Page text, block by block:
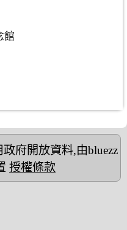
館
府開放資料,由bluezz
授權條款